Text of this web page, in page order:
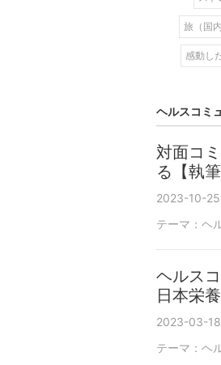
旅（国
感動し
ヘルスコミ
対面コ
る【執
2023-10-
テーマ： ヘ
ヘルス
日本栄
2023-03-
テーマ： ヘ